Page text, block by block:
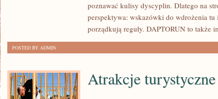
WIOŚLARSTWOpoznawać kulisy dyscyplin. Dlatego na
perspektywa: wskazówki do wdrożenia
porządkują reguły. DAPTORUN to także
POSTED BY ADMIN
Atrakcje